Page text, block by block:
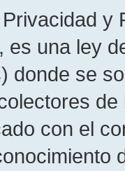
es una ley
donde se
con el